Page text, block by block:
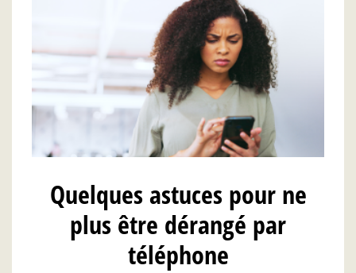
Quelques astuces pour ne
plus être dérangé par
téléphone